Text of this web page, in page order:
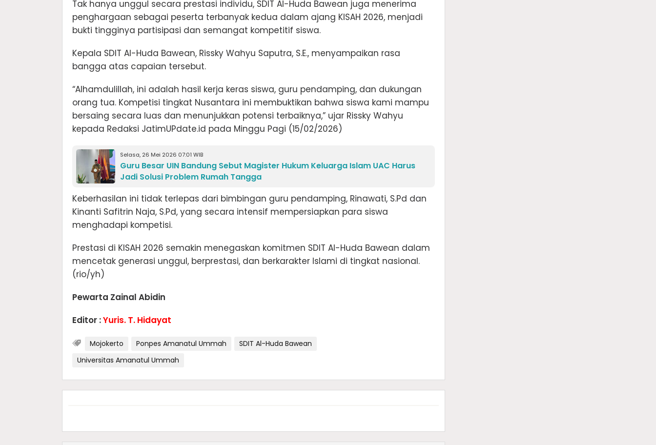
Tak hanya unggul secara prestasi individu, SDIT Al-Huda Bawean juga menerima
penghargaan sebagai peserta terbanyak kedua dalam ajang KISAH 2026, menjadi
bukti tingginya partisipasi dan semangat kompetitif siswa.
Kepala SDIT Al-Huda Bawean, Rissky Wahyu Saputra, S.E., menyampaikan rasa
bangga atas capaian tersebut.
“Alhamdulillah, ini adalah hasil kerja keras siswa, guru pendamping, dan dukungan
orang tua. Kompetisi tingkat Nusantara ini membuktikan bahwa siswa kami mampu
bersaing secara luas dan menunjukkan potensi terbaiknya,” ujar Rissky Wahyu
kepada Redaksi JatimUPdate.id pada Minggu Pagi (15/02/2026)
Selasa, 26 Mei 2026 07:01 WIB
Guru Besar UIN Bandung Sebut Magister Hukum Keluarga Islam UAC Harus
Jadi Solusi Problem Rumah Tangga
Keberhasilan ini tidak terlepas dari bimbingan guru pendamping, Rinawati, S.Pd dan
Kinanti Safitrin Naja, S.Pd, yang secara intensif mempersiapkan para siswa
menghadapi kompetisi.
Prestasi di KISAH 2026 semakin menegaskan komitmen SDIT Al-Huda Bawean dalam
mencetak generasi unggul, berprestasi, dan berkarakter Islami di tingkat nasional.
(rio/yh)
Pewarta Zainal Abidin
Editor :Yuris. T. Hidayat
Mojokerto Ponpes Amanatul Ummah
SDIT Al-Huda Bawean
Universitas Amanatul Ummah